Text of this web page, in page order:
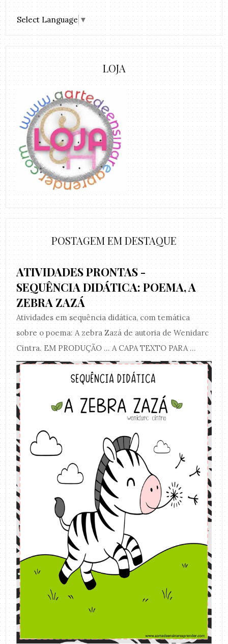
Select Language ▼
LOJA
POSTAGEM EM DESTAQUE
ATIVIDADES PRONTAS -
SEQUÊNCIA DIDÁTICA: POEMA, A
ZEBRA ZAZÁ
Atividades em sequência didática, com temática
sobre o poema: A zebra Zazá de autoria de Wenidarc
Cintra. EM PRODUÇÃO ... A CAPA TEXTO PARA ...